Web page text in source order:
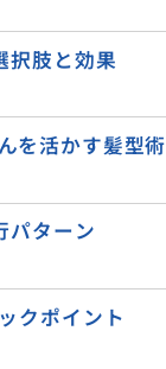
択肢と効果
を活かす髪型術
パターン
クポイント